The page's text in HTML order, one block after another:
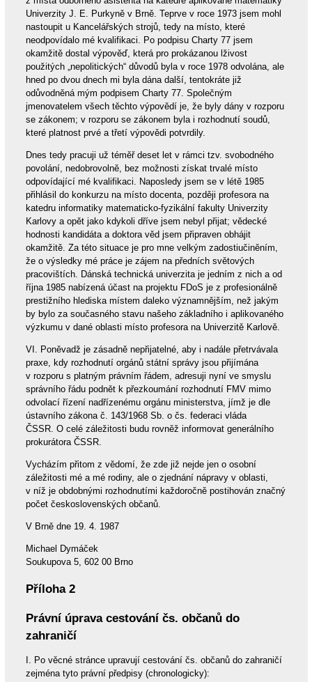
Univerzity J. E. Purkyně v Brně. Teprve v roce 1973 jsem mohl
nastoupit u Kancelářských strojů, tedy na místo, které
neodpovídalo mé kvalifikaci. Po podpisu Charty 77 jsem
okamžitě dostal výpověď, která pro prokázanou lživost
použitých „nepolitických“ důvodů byla v roce 1978 odvolána, ale
hned po dvou dnech mi byla dána další, tentokráte již
odůvodněná mým podpisem Charty 77. Společným
jmenovatelem všech těchto výpovědí je, že byly dány v rozporu
se zákonem; v rozporu se zákonem byla i rozhodnutí soudů,
které platnost prvé a třetí výpovědi potvrdily.
Dnes tedy pracuji už téměř deset let v rámci tzv. svobodného
povolání, nedobrovolně, bez možnosti získat trvalé místo
odpovídající mé kvalifikaci. Naposledy jsem se v létě 1985
přihlásil do konkurzu na místo docenta, později profesora na
katedru informatiky matematicko-fyzikální fakulty Univerzity
Karlovy a opět jako kdykoli dříve jsem nebyl přijat; vědecké
hodnosti kandidáta a doktora věd jsem připraven obhájit
okamžitě. Za této situace je pro mne velkým zadostiučiněním,
že o výsledky mé práce je zájem na předních světových
pracovištích. Dánská technická univerzita je jedním z nich a od
října 1985 nabízená účast na projektu FDoS je z profesionálně
prestižního hlediska místem daleko významnějším, než jakým
by bylo za současného stavu našeho základního i aplikovaného
výzkumu v dané oblasti místo profesora na Univerzitě Karlově.
VI. Poněvadž je zásadně nepřijatelné, aby i nadále přetrvávala
praxe, kdy rozhodnutí orgánů státní správy jsou přijímána
v rozporu s platným právním řádem, adresuji nyní ve smyslu
správního řádu podnět k přezkoumání rozhodnutí FMV mimo
odvolací řízení nadřízenému orgánu ministerstva, jímž je dle
ústavního zákona č. 143/1968 Sb. o čs. federaci vláda
ČSSR. O celé záležitosti budu rovněž informovat generálního
prokurátora ČSSR.
Vycházím přitom z vědomí, že zde již nejde jen o osobní
záležitosti mé a mé rodiny, ale o zjednání nápravy v oblasti,
v níž je obdobnými rozhodnutími každoročně postihován značný
počet československých občanů.
V Brně dne 19. 4. 1987
Michael Dymáček
Soukupova 5, 602 00 Brno
Příloha 2
Právní úprava cestování čs. občanů do
zahraničí
I. Po věcné stránce upravují cestování čs. občanů do zahraničí
zejména tyto právní předpisy (chronologicky):